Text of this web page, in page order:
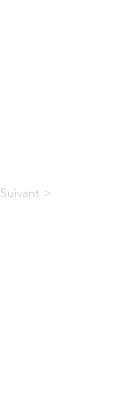
Suivant >